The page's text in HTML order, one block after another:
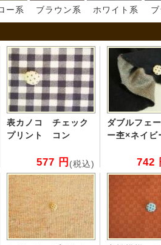
ー系 ブラウン系 ホワイト系
表カノコ チェック
プリント コン
577 円 (税込)
ダブルフェ
ー杢×ネイビ
742